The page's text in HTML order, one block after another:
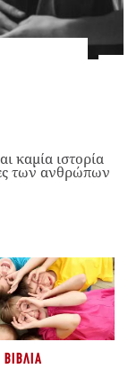
καμία ιστορία
των ανθρώπων
ΒΙΒΛΊΑ